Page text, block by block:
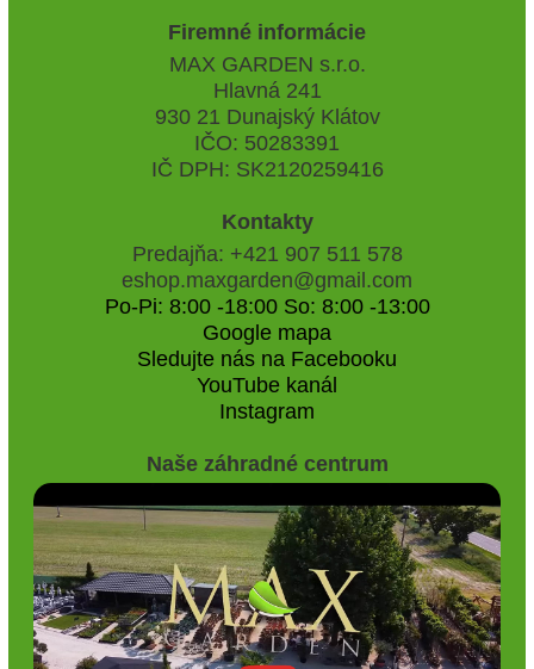
Firemné informácie
MAX GARDEN s.r.o.
Hlavná 241
930 21 Dunajský Klátov
IČO: 50283391
IČ DPH: SK2120259416
Kontakty
Predajňa: +421 907 511 578
eshop.maxgarden@gmail.com
Po-Pi: 8:00 -18:00 So: 8:00 -13:00
Google mapa
Sledujte nás na Facebooku
YouTube kanál
Instagram
Naše záhradné centrum